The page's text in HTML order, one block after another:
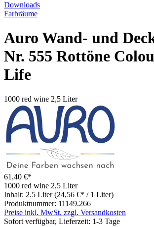
Downloads
Farbräume
Auro Wand- und
Nr. 555 Rottöne
Life
1000 red wine 2,5 Liter
61,40 €*
1000 red wine 2,5 Liter
Inhalt: 2.5 Liter (24,56 €* / 1 Liter)
Produktnummer: 11149.266
Preise inkl. MwSt. zzgl. Versandkosten
Sofort verfügbar, Lieferzeit: 1-3 Tage